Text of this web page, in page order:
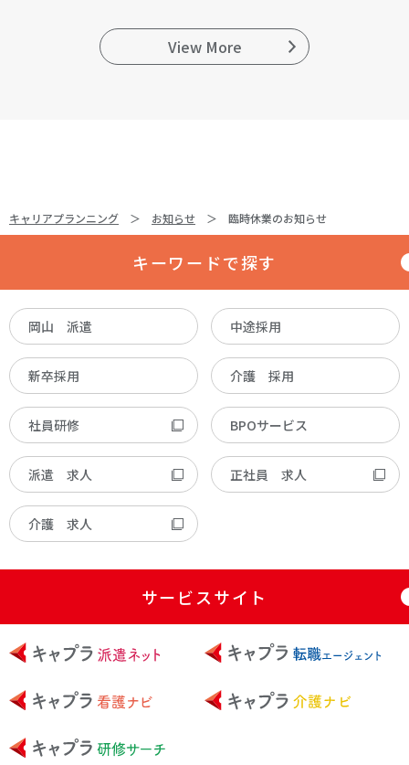
View More
キャリアプランニング お知らせ 臨時休業のお知らせ
キーワードで探す
岡山 派遣 中途採用
新卒採用 介護 採用
社員研修 BPOサービス
派遣 求人 正社員 求人
介護 求人
サービスサイト